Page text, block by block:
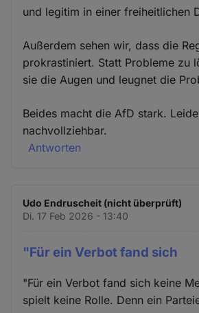
und legitim in einer freiheitlichen
Außerdem sehen wir, dass die
prokrastiniert. Statt Probleme zu
sie die Augen und leugnet die
Beides macht die AfD stark.
nachvollziehbar.
Antworten
Udo Endruscheit (nicht überprüft)
Di. 17 Feb 2026 - 13:40
"Für ein Verbot fand sich
"Für ein Verbot fand sich keine
spielt keine Rolle. Denn ein